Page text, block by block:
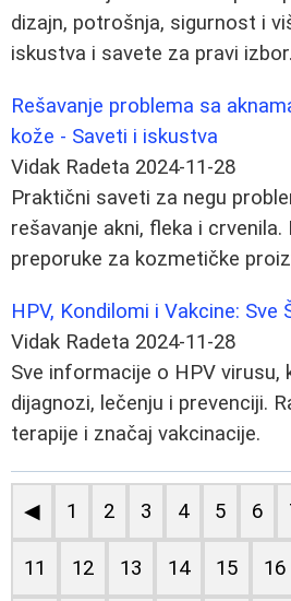
dizajn, potrošnja, sigurnost i
iskustva i savete za pravi izbor.
Rešavanje problema sa
kože - Saveti i iskustva
Vidak Radeta 2024-11-28
Praktični saveti za negu
rešavanje akni, fleka i
preporuke za kozmetičke
HPV, Kondilomi i Vakcine: Sve
Vidak Radeta 2024-11-28
Sve informacije o HPV virusu,
dijagnozi, lečenju i prevenciji.
terapije i značaj vakcinacije.
◀ 1 2 3 4 5 6
11 12 13 14 15 16